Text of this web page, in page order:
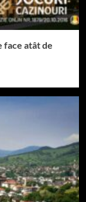
face atât de